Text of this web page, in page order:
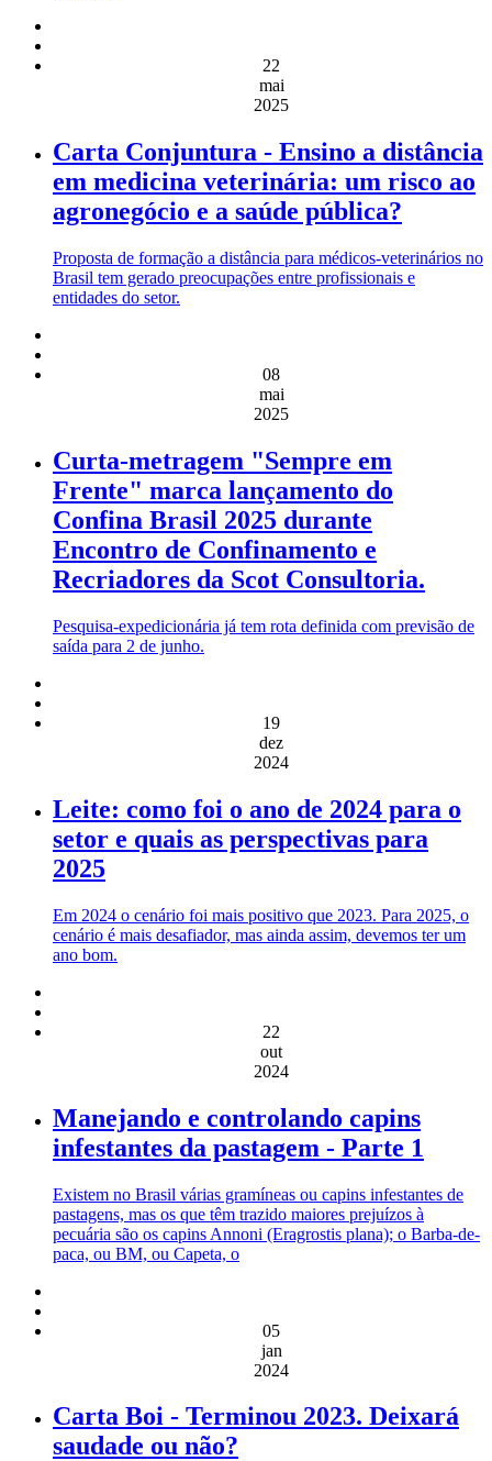
22
mai
2025
Carta Conjuntura - Ensino a distância
em medicina veterinária: um risco ao
agronegócio e a saúde pública?
Proposta de formação a distância para médicos-veterinários no
Brasil tem gerado preocupações entre profissionais e
entidades do setor.
08
mai
2025
Curta-metragem "Sempre em
Frente" marca lançamento do
Confina Brasil 2025 durante
Encontro de Confinamento e
Recriadores da Scot Consultoria.
Pesquisa-expedicionária já tem rota definida com previsão de
saída para 2 de junho.
19
dez
2024
Leite: como foi o ano de 2024 para o
setor e quais as perspectivas para
2025
Em 2024 o cenário foi mais positivo que 2023. Para 2025, o
cenário é mais desafiador, mas ainda assim, devemos ter um
ano bom.
22
out
2024
Manejando e controlando capins
infestantes da pastagem - Parte 1
Existem no Brasil várias gramíneas ou capins infestantes de
pastagens, mas os que têm trazido maiores prejuízos à
pecuária são os capins Annoni (Eragrostis plana); o Barba-de-
paca, ou BM, ou Capeta, o
05
jan
2024
Carta Boi - Terminou 2023. Deixará
saudade ou não?